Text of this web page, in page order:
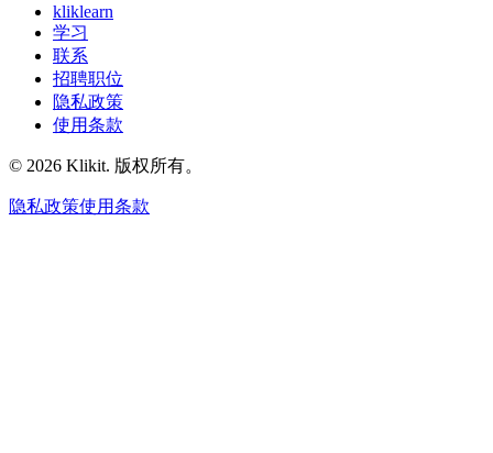
kliklearn
学习
联系
招聘职位
隐私政策
使用条款
© 2026 Klikit. 版权所有。
隐私政策使用条款